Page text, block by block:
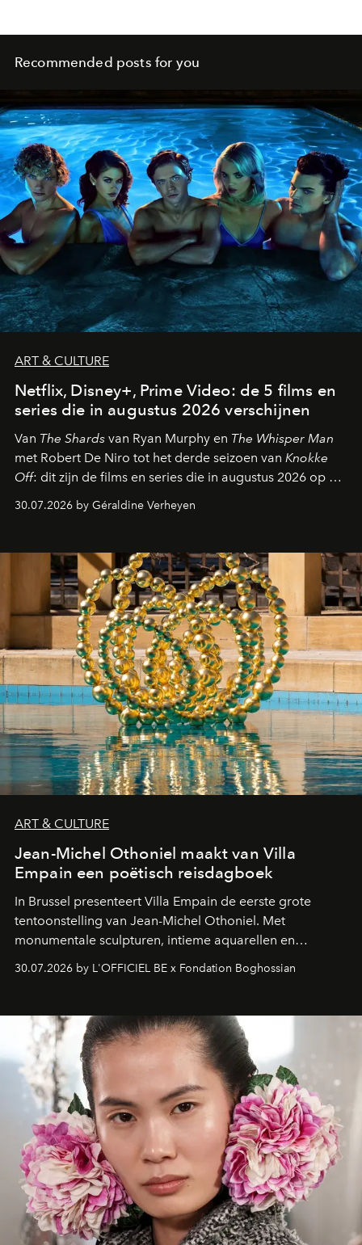
Recommended posts for you
ART & CULTURE
Netflix, Disney+, Prime Video: de 5 films en
series die in augustus 2026 verschijnen
Van The Shards van Ryan Murphy en The Whisper Man
met Robert De Niro tot het derde seizoen van Knokke
Off: dit zijn de films en series die in augustus 2026 op de
30.07.2026 by Géraldine Verheyen
ART & CULTURE
Jean-Michel Othoniel maakt van Villa
Empain een poëtisch reisdagboek
In Brussel presenteert Villa Empain de eerste grote
tentoonstelling van Jean-Michel Othoniel. Met
monumentale sculpturen, intieme aquarellen en
een emotionele reis waarin elk werk de herinnering
moment van verwondering.
30.07.2026 by L'OFFICIEL BE x Fondation Boghossian